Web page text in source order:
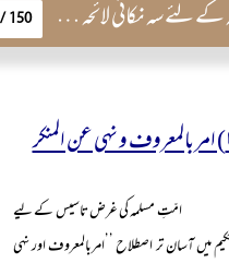
لائحہ عمل اور نہی عن المنکر کی خصوصی اہمیت 150 /
مسلمہ کی غرض تاسیس کے لیے
میں آسان تر اصطلاح ’’امربالمعروف اور نہی